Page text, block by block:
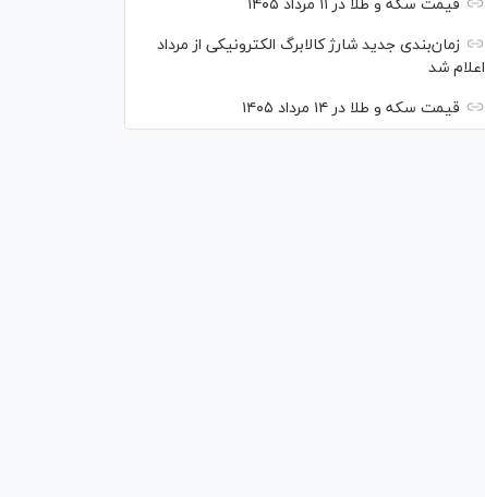
قیمت سکه و طلا در ۱۱ مرداد ۱۴۰۵
زمان‌بندی جدید شارژ کالابرگ الکترونیکی از مرداد
اعلام شد
قیمت سکه و طلا در ۱۴ مرداد ۱۴۰۵